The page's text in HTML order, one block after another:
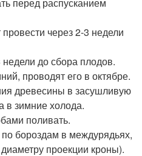
через 2-3 недели
до сбора плодов.
проводят его в октябре.
древесины в засушливую
в зимние холода.
поливать.
бороздам в междурядьях,
проекции кроны).